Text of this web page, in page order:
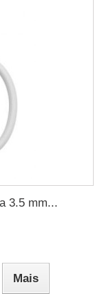
3.5 mm...
Mais